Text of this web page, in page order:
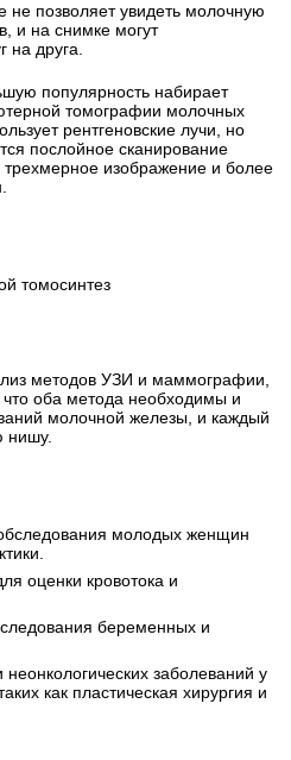
не позволяет увидеть молочную
и на снимке могут
на друга.
популярность набирает
томографии молочных
рентгеновские лучи, но
послойное сканирование
трехмерное изображение и более
томосинтез
методов УЗИ и маммографии,
что оба метода необходимы и
молочной железы, и каждый
нишу.
молодых женщин
оценки кровотока и
беременных и
заболеваний у
как пластическая хирургия и